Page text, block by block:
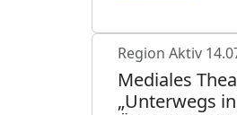
Region Aktiv
Mediales
„Unterwegs